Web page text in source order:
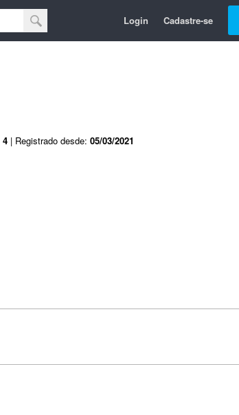
Login Cadastre-se
4 | Registrado desde: 05/03/2021